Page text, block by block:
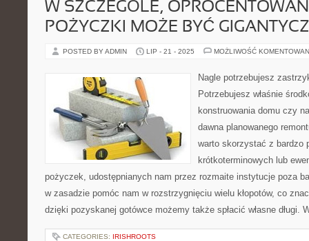
W SZCZEGÓLE,
POŻYCZKI MOŻE BYĆ
POSTED BY ADMIN LIP - 21 - 2025 MOŻLIWOŚĆ
Nagle potrzebujesz
Potrzebujesz właśnie
konstruowania domu czy
dawna planowanego
warto skorzystać z bardzo
krótkoterminowych lub
pożyczek, udostępnianych nam przez rozmaite instytucje poza
w zasadzie pomóc nam w rozstrzygnięciu wielu kłopotów, co
dzięki pozyskanej gotówce możemy także spłacić własne długi.
CATEGORIES: IRISHROOTS